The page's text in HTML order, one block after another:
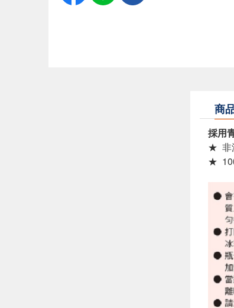
商
採用
★ 非
★